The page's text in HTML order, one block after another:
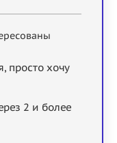
просто хочу
2 и более